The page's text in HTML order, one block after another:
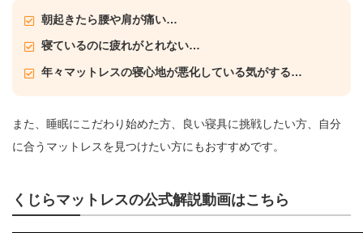
朝起きたら腰や肩が痛い…
寝ているのに疲れがとれない…
年々マットレスの寝心地が悪化している気がする…
また、睡眠にこだわり始めた方、良い寝具に挑戦したい方、自分
に合うマットレスを見つけたい方にもおすすめです。
くじらマットレスの公式解説動画はこちら